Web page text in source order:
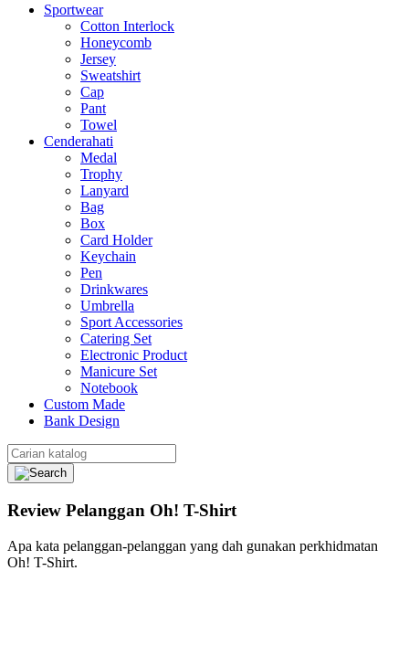
Sportwear
Cotton Interlock
Honeycomb
Jersey
Sweatshirt
Cap
Pant
Towel
Cenderahati
Medal
Trophy
Lanyard
Bag
Box
Card Holder
Keychain
Pen
Drinkwares
Umbrella
Sport Accessories
Catering Set
Electronic Product
Manicure Set
Notebook
Custom Made
Bank Design
Review Pelanggan Oh! T-Shirt
Apa kata pelanggan-pelanggan yang dah gunakan perkhidmatan
Oh! T-Shirt.